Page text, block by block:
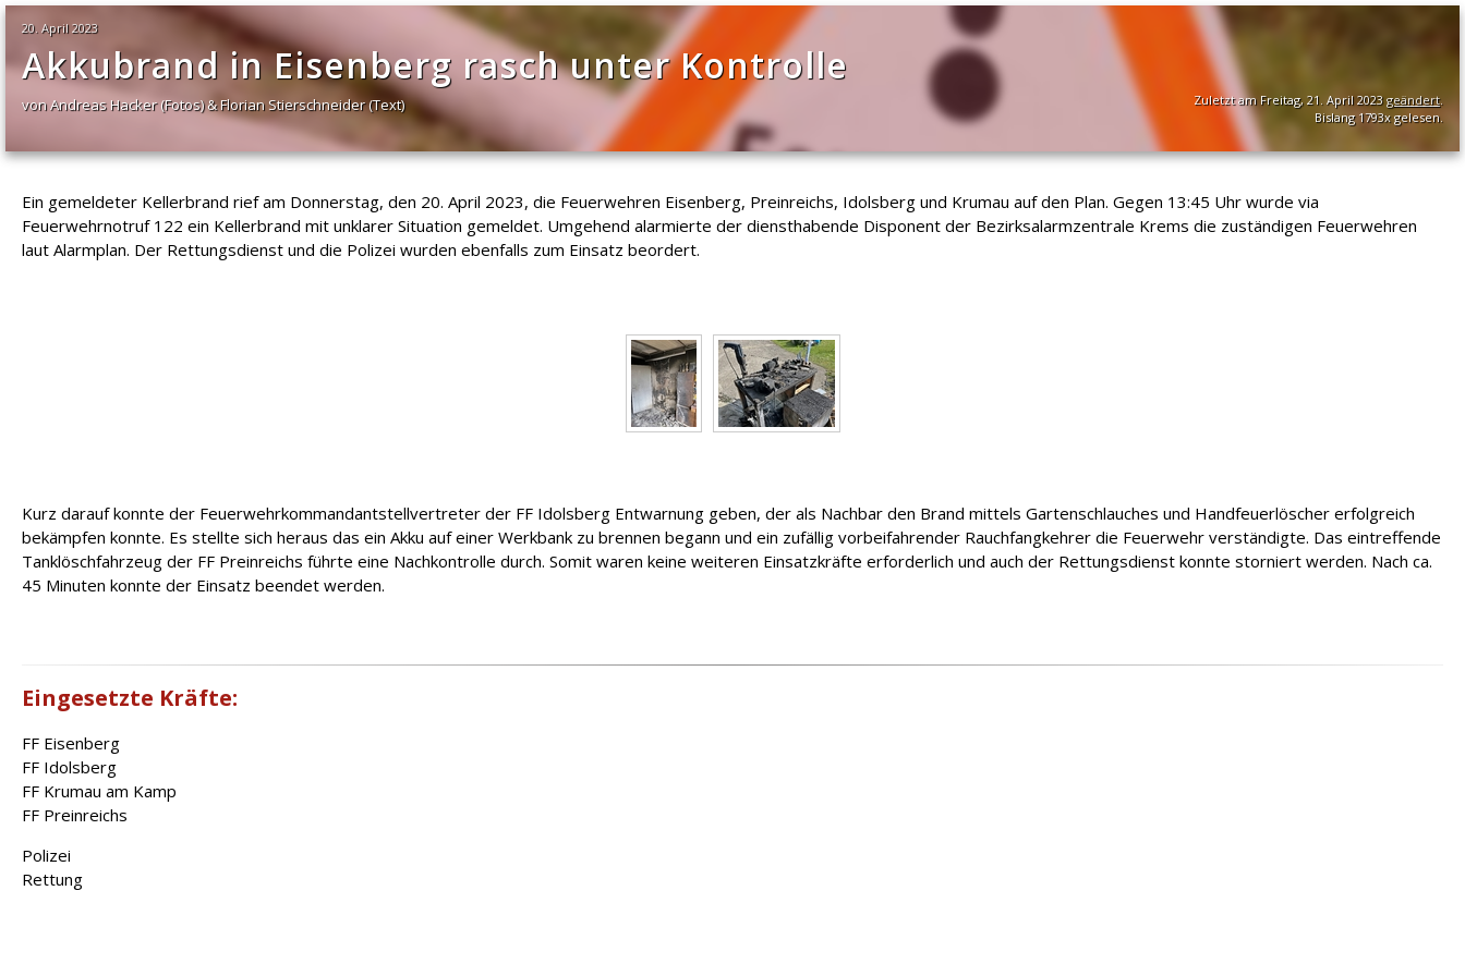
20. April 2023
Akkubrand in Eisenberg rasch unter Kontrolle
von Andreas Hacker (Fotos) & Florian Stierschneider (Text) Zuletzt am Freitag, 21. April 2023 geändert.
Bislang 1793x gelesen.
Ein gemeldeter Kellerbrand rief am Donnerstag, den 20. April 2023, die Feuerwehren Eisenberg, Preinreichs, Idolsberg und Krumau auf den Plan. Gegen 13:45 Uhr wurde via
Feuerwehrnotruf 122 ein Kellerbrand mit unklarer Situation gemeldet. Umgehend alarmierte der diensthabende Disponent der Bezirksalarmzentrale Krems die zuständigen Feuerwehren
laut Alarmplan. Der Rettungsdienst und die Polizei wurden ebenfalls zum Einsatz beordert.
Kurz darauf konnte der Feuerwehrkommandantstellvertreter der FF Idolsberg Entwarnung geben, der als Nachbar den Brand mittels Gartenschlauches und Handfeuerlöscher erfolgreich
bekämpfen konnte. Es stellte sich heraus das ein Akku auf einer Werkbank zu brennen begann und ein zufällig vorbeifahrender Rauchfangkehrer die Feuerwehr verständigte. Das eintreffende
Tanklöschfahrzeug der FF Preinreichs führte eine Nachkontrolle durch. Somit waren keine weiteren Einsatzkräfte erforderlich und auch der Rettungsdienst konnte storniert werden. Nach ca.
45 Minuten konnte der Einsatz beendet werden.
Eingesetzte Kräfte:
FF Eisenberg
FF Idolsberg
FF Krumau am Kamp
FF Preinreichs
Polizei
Rettung